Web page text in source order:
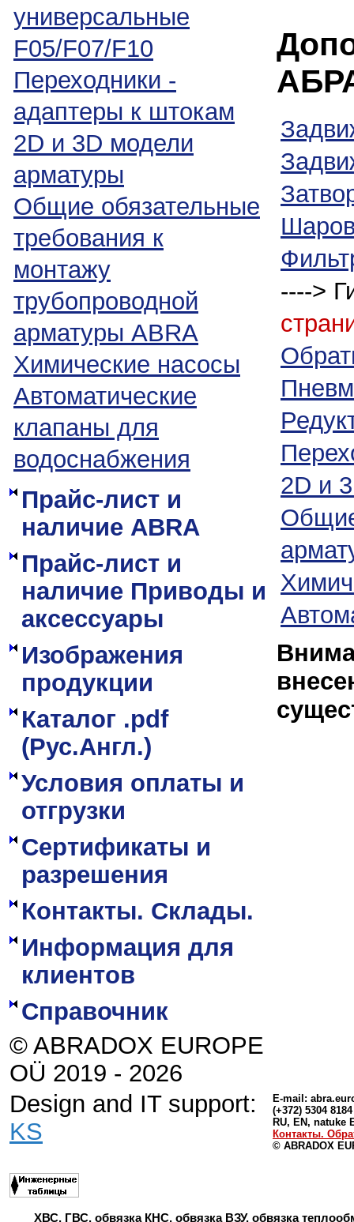
универсальные
F05/F07/F10
Переходники -
адаптеры к штокам
2D и 3D модели
арматуры
Общие обязательные
требования к
монтажу
трубопроводной
арматуры ABRA
Химические насосы
Автоматические
клапаны для
водоснабжения
Прайс-лист и
наличие ABRA
Прайс-лист и
наличие Приводы и
аксессуары
Изображения
продукции
Каталог .pdf
(Рус.Англ.)
Условия оплаты и
отгрузки
Сертификаты и
разрешения
Контакты. Склады.
Информация для
клиентов
Справочник
© ABRADOX EUROPE
OÜ 2019 - 2026
---->
2D и
Design and IT support:
KS
E-mail:
(+372) 5304
RU, EN, natuke
Контакты.
© ABRADOX
ХВС, ГВС, обвязка КНС, обвязка ВЗУ, обвязка